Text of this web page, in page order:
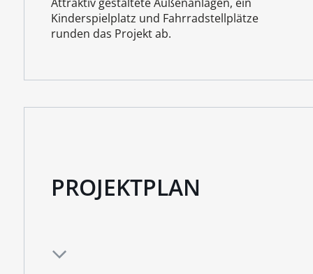
Kinderspielplatz und Fahrradstellplätze
runden das Projekt ab.
PROJEKTPLAN